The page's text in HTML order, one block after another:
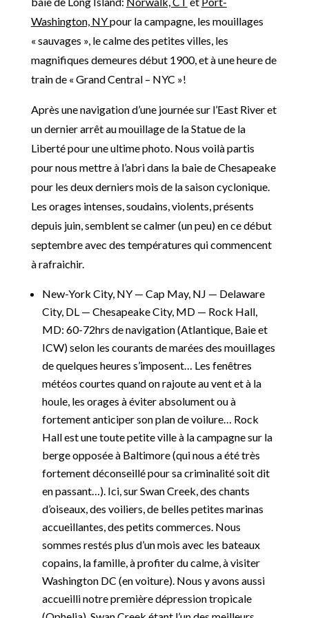
Washington, NYpour la campagne, les mouillages
« sauvages », le calme des petites villes, les
magnifiques demeures début 1900, et à une heure de
train de « Grand Central – NYC »!
Après une navigation d’une journée sur l’East River et
un dernier arrêt au mouillage de la Statue de la
Liberté pour une ultime photo. Nous voilà partis
pour nous mettre à l’abri dans la baie de Chesapeake
pour les deux derniers mois de la saison cyclonique.
Les orages intenses, soudains, violents, présents
depuis juin, semblent se calmer (un peu) en ce début
septembre avec des températures qui commencent
à rafraichir.
New-York City, NY — Cap May, NJ — Delaware
City, DL — Chesapeake City, MD — Rock Hall,
MD: 60-72hrs de navigation (Atlantique, Baie et
ICW) selon les courants de marées des mouillages
de quelques heures s’imposent… Les fenêtres
météos courtes quand on rajoute au vent et à la
houle, les orages à éviter absolument ou à
fortement anticiper son plan de voilure… Rock
Hall est une toute petite ville à la campagne sur la
berge opposée à Baltimore (qui nous a été très
fortement déconseillé pour sa criminalité soit dit
en passant…). Ici, sur Swan Creek, des chants
d’oiseaux, des voiliers, de belles petites marinas
accueillantes, des petits commerces. Nous
sommes restés plus d’un mois avec les bateaux
copains, la famille, à profiter du calme, à visiter
Washington DC (en voiture). Nous y avons aussi
accueilli notre première dépression tropicale